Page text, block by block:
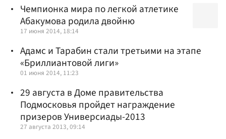
Чемпионка мира по легкой атлетике
Абакумова родила двойню
17 июня 2014, 18:14
Адамс и Тарабин стали третьими на этапе
«Бриллиантовой лиги»
01 июня 2014, 11:23
29 августа в Доме правительства
Подмосковья пройдет награждение
призеров Универсиады-2013
27 августа 2013, 09:14